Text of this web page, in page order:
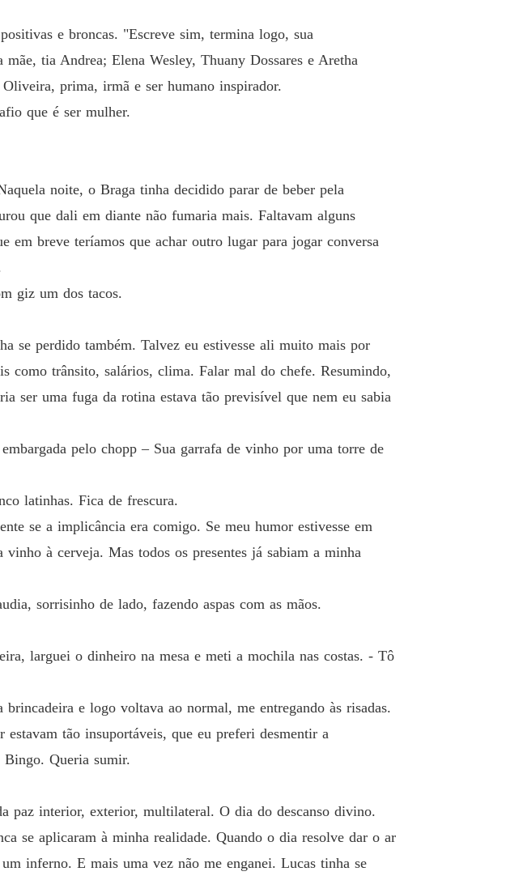
e broncas. "Escreve sim, termina logo, sua
tia Andrea; Elena Wesley, Thuany Dossares e Aretha
prima, irmã e ser humano inspirador.
que é ser mulher.
noite, o Braga tinha decidido parar de beber pela
que dali em diante não fumaria mais. Faltavam alguns
em breve teríamos que achar outro lugar para jogar conversa
giz um dos tacos.
se perdido também. Talvez eu estivesse ali muito mais por
como trânsito, salários, clima. Falar mal do chefe. Resumindo,
ser uma fuga da rotina estava tão previsível que nem eu sabia
pelo chopp – Sua garrafa de vinho por uma torre de
latinhas. Fica de frescura.
se a implicância era comigo. Se meu humor estivesse em
à cerveja. Mas todos os presentes já sabiam a minha
sorrisinho de lado, fazendo aspas com as mãos.
larguei o dinheiro na mesa e meti a mochila nas costas. - Tô
e logo voltava ao normal, me entregando às risadas.
estavam tão insuportáveis, que eu preferi desmentir a
Queria sumir.
paz interior, exterior, multilateral. O dia do descanso divino.
se aplicaram à minha realidade. Quando o dia resolve dar o ar
inferno. E mais uma vez não me enganei. Lucas tinha se
A vingança de Cleópatra
A vingança de Cleópatra
A vingança de Cleópatra
Capítulo 16 O melhor de mim
A vingança de Cleópatra
A vingança de Cleópatra
A vingança de Cleópatra
Capítulo 19 Uma carta
18/10/2022
A vingança de Cleópatra
A vingança de Cleópatra
A vingança de Cleópatra
Capítulo 22 Difícil de acreditar
06/01/2023
A vingança de Cleópatra